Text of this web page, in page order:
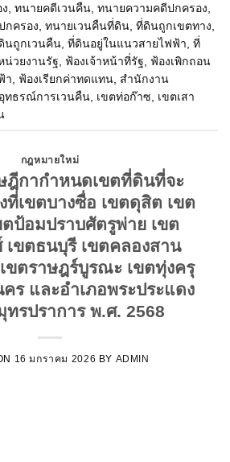
ทนายคดีเวนคืน ทนายความคดีปกครอง
กครอง ทนายเวนคืนที่ดิน ที่ดินถูกเขตทาง
นถูกเวนคืน ที่ดินอยู่ในแนวสายไฟฟ้า ที่
น่วยงานรัฐ ฟ้องเจ้าหน้าที่รัฐ
ฟ้องเพิกถอน
า
ฟ้องเรียกค่าทดแทน สำนักงาน
อุทธรณ์การเวนคืน เขตท่อก๊าซ
เขตเสา
กฎหมายใหม่
ฎีกากำหนดเขตที่ดินที่จะ
ที่เขตบางซื่อ เขตดุสิต เขต
ป้อมปราบศัตรูพ่าย เขต
เขตธนบุรี เขตคลองสาน
ขตราษฎร์บูรณะ เขตทุ่งครุ
ร และอำเภอพระประแดง
ทรปราการ พ.ศ. 2568
16 มกราคม 2026 BY ADMIN